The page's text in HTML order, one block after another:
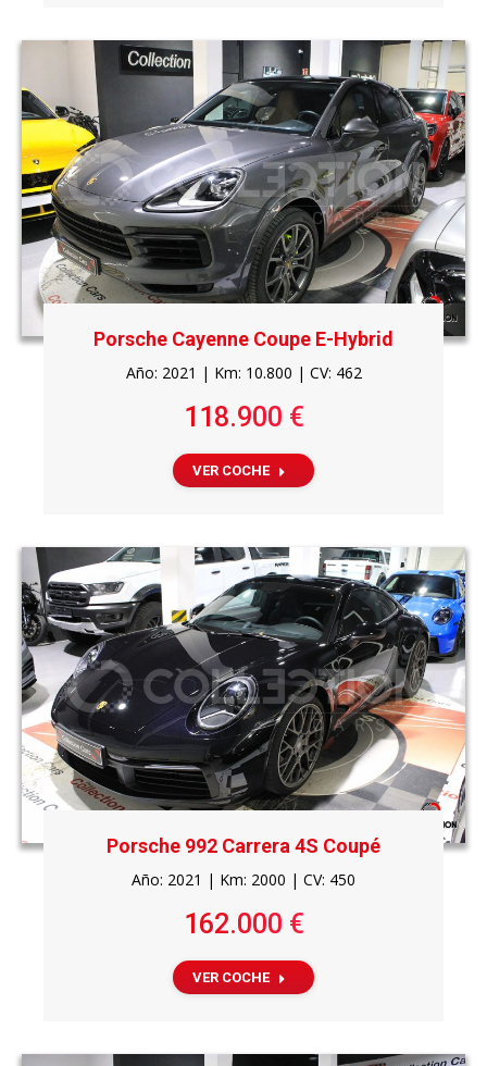
Porsche Cayenne Coupe E-Hybrid
Año: 2021 | Km: 10.800 | CV: 462
118.900 €
VER COCHE
Porsche 992 Carrera 4S Coupé
Año: 2021 | Km: 2000 | CV: 450
162.000 €
VER COCHE